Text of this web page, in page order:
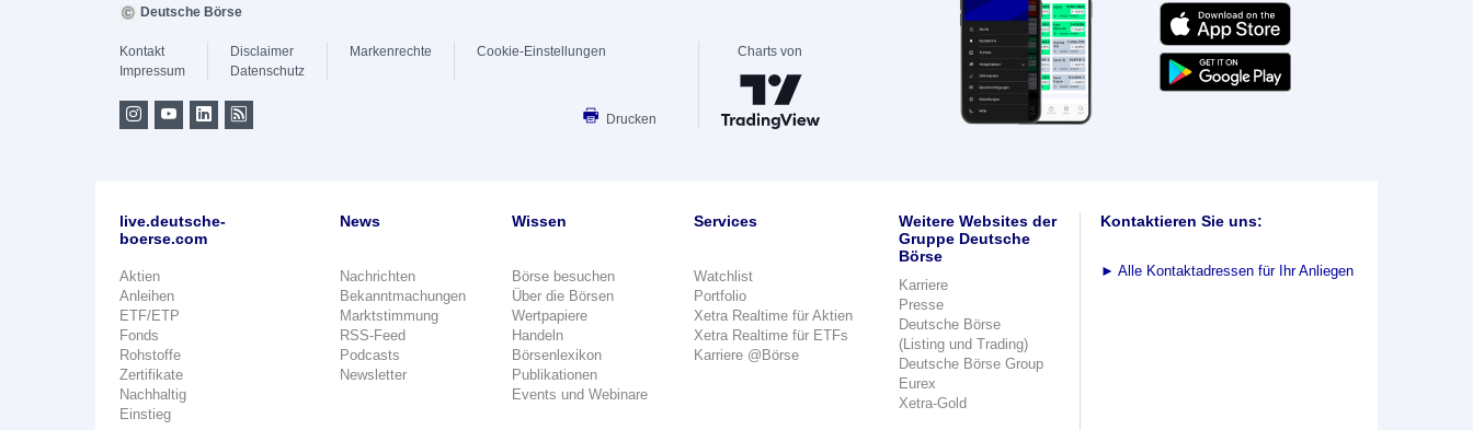
Deutsche Börse
Kontakt
Impressum
Disclaimer
Datenschutz
Markenrechte Cookie-Einstellungen
Drucken
Charts von
live.deutsche-
boerse.com
Aktien
Anleihen
ETF/ETP
Fonds
Rohstoffe
Zertifikate
Nachhaltig
Einstieg
News
Nachrichten
Bekanntmachungen
Marktstimmung
RSS-Feed
Podcasts
Newsletter
Wissen
Börse besuchen
Über die Börsen
Wertpapiere
Handeln
Börsenlexikon
Publikationen
Events und Webinare
Services
Watchlist
Portfolio
Xetra Realtime für Aktien
Xetra Realtime für ETFs
Karriere @Börse
Weitere Websites der
Gruppe Deutsche
Börse
Karriere
Presse
Deutsche Börse
(Listing und Trading)
Deutsche Börse Group
Eurex
Xetra-Gold
Kontaktieren Sie uns:
► Alle Kontaktadressen für Ihr Anliegen